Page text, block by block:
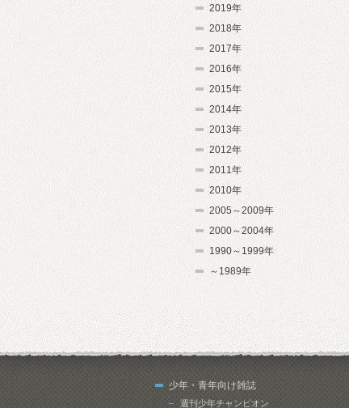
2019年
2018年
2017年
2016年
2015年
2014年
2013年
2012年
2011年
2010年
2005～2009年
2000～2004年
1990～1999年
～1989年
少年・青年向け雑誌
週刊少年チャンピオン